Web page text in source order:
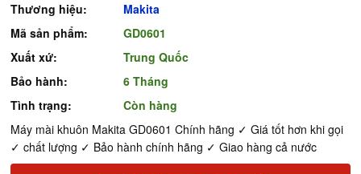
Thương hiệu:
Makita
Mã sản phẩm:
GD0601
Xuất xứ:
Trung Quốc
Bảo hành:
6 Tháng
Tình trạng:
Còn hàng
Máy mài khuôn Makita GD0601 Chính hãng ✓ Giá tốt hơn khi gọi
✓ chất lượng ✓ Bảo hành chính hãng ✓ Giao hàng cả nước